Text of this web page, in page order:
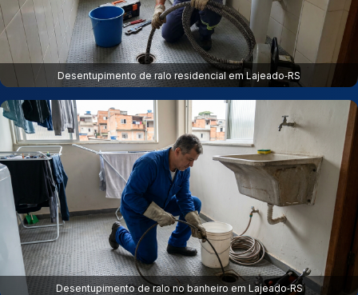
Desentupimento de ralo residencial em Lajeado‑RS
Desentupimento de ralo no banheiro em Lajeado‑RS